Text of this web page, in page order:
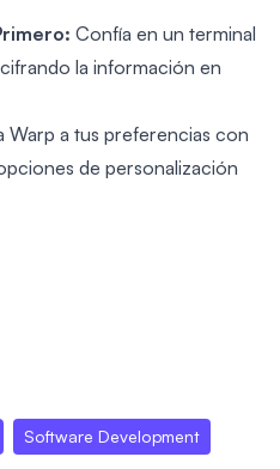
Confía en un terminal
la información en
Warp a tus preferencias con
de personalización
Software Development